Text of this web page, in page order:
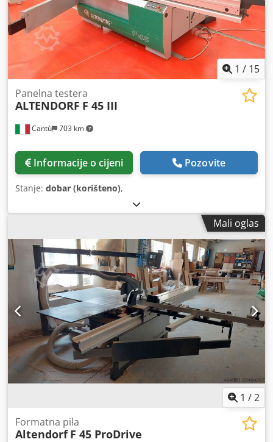
1 / 15
Cantù 703 km
Panelna testera
ALTENDORF F 45 III
Informacije o cijeni Pozovite
Stanje: dobar (korišteno),
Mali oglas
1 /2
Formatna pila
Altendorf F 45 ProDrive